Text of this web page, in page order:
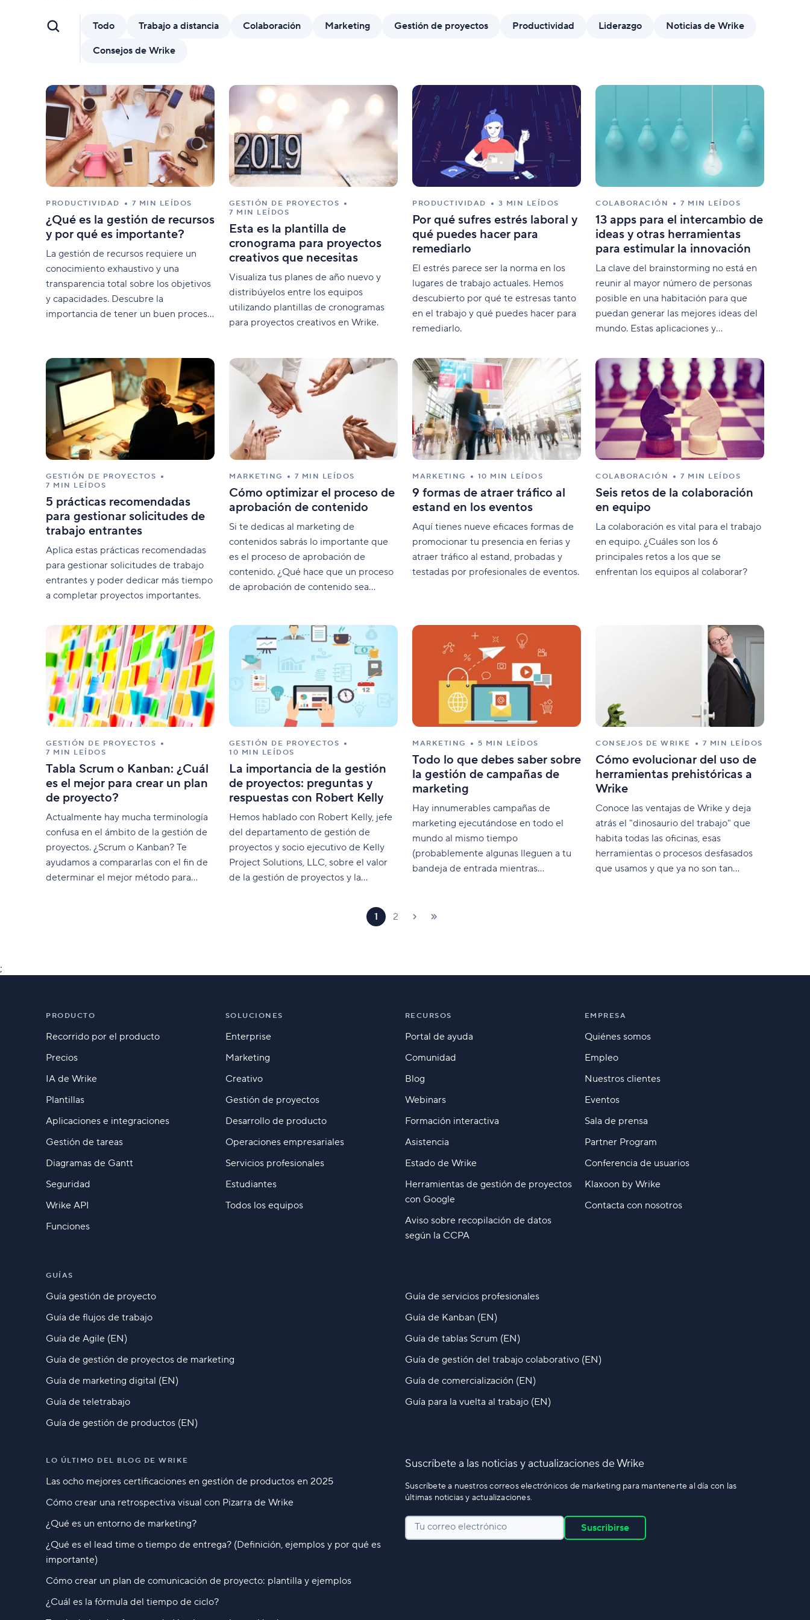
Haz preguntas y recibe respuestas al
instante.
Funciones de IA
Estandariza el trabajo con configuraciones Personaliza formularios con lógicas condicionales.
Todo Trabajo a distancia Colaboración Marketing Gestión de proyectos Productividad Liderazgo Noticias de Wrike
Consejos de Wrike
PRODUCTIVIDAD 7 MIN LEÍDOS
¿Qué es la gestión de recursos
y por qué es importante?
La gestión de recursos requiere un
conocimiento exhaustivo y una
transparencia total sobre los objetivos
y capacidades. Descubre la
importancia de tener un buen proceso
GESTIÓN DE PROYECTOS
7 MIN LEÍDOS
Esta es la plantilla de
cronograma para proyectos
creativos que necesitas
Visualiza tus planes de año nuevo y
distribúyelos entre los equipos
utilizando plantillas de cronogramas
para proyectos creativos en Wrike.
PRODUCTIVIDAD 3 MIN LEÍDOS
Por qué sufres estrés laboral y
qué puedes hacer para
remediarlo
El estrés parece ser la norma en los
lugares de trabajo actuales. Hemos
descubierto por qué te estresas tanto
en el trabajo y qué puedes hacer para
remediarlo.
COLABORACIÓN 7 MIN LEÍDOS
13 apps para el intercambio de
ideas y otras herramientas
para estimular la innovación
La clave del brainstorming no está en
reunir al mayor número de personas
posible en una habitación para que
puedan generar las mejores ideas del
mundo. Estas aplicaciones y
creatividad de tu equipo.
GESTIÓN DE PROYECTOS
7 MIN LEÍDOS
5 prácticas recomendadas
para gestionar solicitudes de
trabajo entrantes
Aplica estas prácticas recomendadas
para gestionar solicitudes de trabajo
entrantes y poder dedicar más tiempo
a completar proyectos importantes.
MARKETING 7 MIN LEÍDOS
Cómo optimizar el proceso de
aprobación de contenido
Si te dedicas al marketing de
contenidos sabrás lo importante que
es el proceso de aprobación de
contenido. ¿Qué hace que un proceso
de aprobación de contenido sea
MARKETING 10 MIN LEÍDOS
9 formas de atraer tráfico al
estand en los eventos
Aquí tienes nueve eficaces formas de
promocionar tu presencia en ferias y
atraer tráfico al estand, probadas y
testadas por profesionales de eventos.
COLABORACIÓN 7 MIN LEÍDOS
Seis retos de la colaboración
en equipo
La colaboración es vital para el trabajo
en equipo. ¿Cuáles son los 6
principales retos a los que se
enfrentan los equipos al colaborar?
GESTIÓN DE PROYECTOS
7 MIN LEÍDOS
Tabla Scrum o Kanban: ¿Cuál
es el mejor para crear un plan
de proyecto?
Actualmente hay mucha terminología
confusa en el ámbito de la gestión de
proyectos. ¿Scrum o Kanban? Te
ayudamos a compararlas con el fin de
determinar el mejor método para
GESTIÓN DE PROYECTOS
10 MIN LEÍDOS
La importancia de la gestión
de proyectos: preguntas y
respuestas con Robert Kelly
Hemos hablado con Robert Kelly, jefe
del departamento de gestión de
proyectos y socio ejecutivo de Kelly
Project Solutions, LLC, sobre el valor
de la gestión de proyectos y la
MARKETING 5 MIN LEÍDOS
Todo lo que debes saber sobre
la gestión de campañas de
marketing
Hay innumerables campañas de
marketing ejecutándose en todo el
mundo al mismo tiempo
(probablemente algunas lleguen a tu
bandeja de entrada mientras
tales asuntos llamativos. Con
su
CONSEJOS DE WRIKE 7 MIN LEÍDOS
Cómo evolucionar del uso de
herramientas prehistóricas a
Wrike
Conoce las ventajas de Wrike y deja
atrás el "dinosaurio del trabajo" que
habita todas las oficinas, esas
herramientas o procesos desfasados
que usamos y que ya no son tan
1 2
;
PRODUCTO
Recorrido por el producto
Precios
IA de Wrike
Plantillas
Aplicaciones e integraciones
Gestión de tareas
Diagramas de Gantt
Seguridad
Wrike API
Funciones
SOLUCIONES
Enterprise
Marketing
Creativo
Gestión de proyectos
Desarrollo de producto
Operaciones empresariales
Servicios profesionales
Estudiantes
Todos los equipos
RECURSOS
Portal de ayuda
Comunidad
Blog
Webinars
Formación interactiva
Asistencia
Estado de Wrike
Herramientas de gestión de proyectos
con Google
Aviso sobre recopilación de datos
según la CCPA
EMPRESA
Quiénes somos
Empleo
Nuestros clientes
Eventos
Sala de prensa
Partner Program
Conferencia de usuarios
Klaxoon by Wrike
Contacta con nosotros
GUÍAS
Guía gestión de proyecto
Guía de servicios profesionales
Guía de flujos de trabajo
Guía de Kanban (EN)
Guía de Agile (EN)
Guía de tablas Scrum (EN)
Guía de gestión de proyectos de marketing
Guía de gestión del trabajo colaborativo (EN)
Guía de marketing digital (EN)
Guía de comercialización (EN)
Guía de teletrabajo
Guía para la vuelta al trabajo (EN)
Guía de gestión de productos (EN)
LO ÚLTIMO DEL BLOG DE WRIKE
Las ocho mejores certificaciones en gestión de productos en 2025
Cómo crear una retrospectiva visual con Pizarra de Wrike
¿Qué es un entorno de marketing?
¿Qué es el lead time o tiempo de entrega? (Definición, ejemplos y por qué es
importante)
Cómo crear un plan de comunicación de proyecto: plantilla y ejemplos
¿Cuál es la fórmula del tiempo de ciclo?
Suscríbete a las noticias y actualizaciones de Wrike
Suscríbete a nuestros correos electrónicos de marketing para mantenerte al día con las
últimas noticias y actualizaciones.
Tu correo electrónico Suscribirse